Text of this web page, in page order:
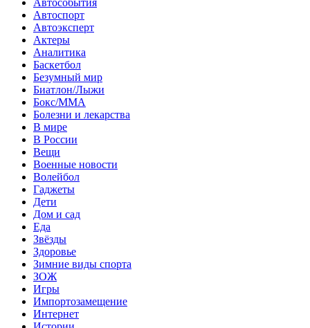
Автособытия
Автоспорт
Автоэксперт
Актеры
Аналитика
Баскетбол
Безумный мир
Биатлон/Лыжи
Бокс/MMA
Болезни и лекарства
В мире
В России
Вещи
Военные новости
Волейбол
Гаджеты
Дети
Дом и сад
Еда
Звёзды
Здоровье
Зимние виды спорта
ЗОЖ
Игры
Импортозамещение
Интернет